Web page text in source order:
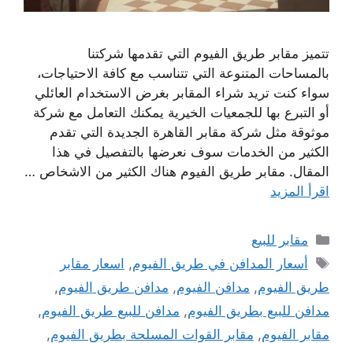
تتميز مقابر طريق الفيوم التي تقدمها شركتنا
بالمساحات المتنوعة التي تتناسب مع كافة الاحتياجات،
سواء كنت تريد شراء المقابر بغرض الاستخدام العائلي
أو التبرع بها للجمعيات الخيرية يمكنك التعامل مع شركة
موثوقة مثل شركة مقابر القاهرة الجديدة التي تقدم
الكثير من الخدمات سوف نعرضها بالتفصيل في هذا
المقال. مقابر طريق الفيوم هناك الكثير من الاشخاص …
اقرأ المزيد
التصنيفات
مقابر للبيع
الوسوم
أسعار المدافن في طريق الفيوم, اسعار مقابر
طريق الفيوم, مدافن الفيوم, مدافن طريق الفيوم,
مدافن للبيع بطريق الفيوم, مدافن للبيع طريق الفيوم,
مقابر الفيوم, مقابر القوات المسلحة بطريق الفيوم,